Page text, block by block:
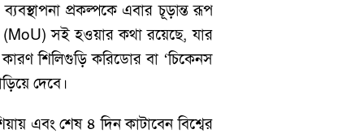
প্রকল্পকে এবার চূড়ান্ত রূপ
(MoU) সই হওয়ার কথা রয়েছে, যার
শিলিগুড়ি করিডোর বা ‘চিকেনস
দেবে।
এবং শেষ ৪ দিন কাটাবেন বিশ্বের